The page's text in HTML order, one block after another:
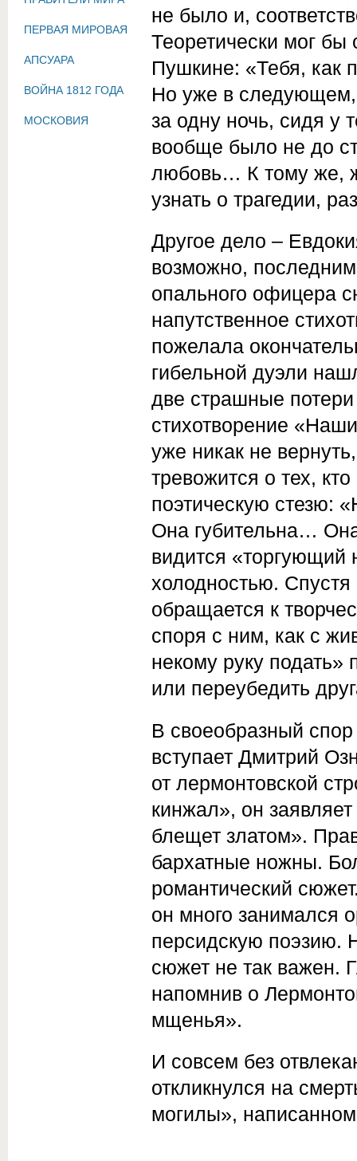
не было и,
Теоретически мог бы
Пушкине: «Тебя, как
Но уже в следующем,
за одну ночь, сидя у
вообще было не до
любовь… К тому же,
узнать о трагедии,
Другое дело –
возможно,
опального офицера
напутственное
пожелала
гибельной дуэли
две страшные потери
стихотворение
уже никак не
тревожится о тех,
поэтическую стезю:
Она губительна…
видится «торгующий
холодностью.
обращается к
споря с ним, как с
некому руку подать»
или переубедить
В своеобразный
вступает Дмитрий
от лермонтовской
кинжал», он
блещет златом».
бархатные ножны.
романтический
он много занимался
персидскую поэзию.
сюжет не так важен.
напомнив о
мщенья».
И совсем без
откликнулся на
могилы»,
ПЕРВАЯ МИРОВАЯ
АПСУАРА
ВОЙНА 1812 ГОДА
МОСКОВИЯ